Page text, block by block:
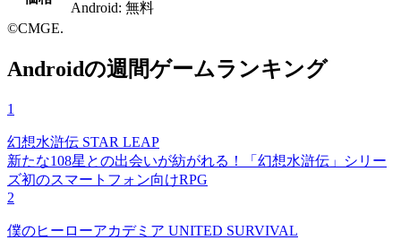
Android: 無料
©CMGE.
Androidの週間ゲームランキング
1
幻想水滸伝 STAR LEAP
新たな108星との出会いが紡がれる！「幻想水滸伝」シリー
ズ初のスマートフォン向けRPG
2
僕のヒーローアカデミア UNITED SURVIVAL